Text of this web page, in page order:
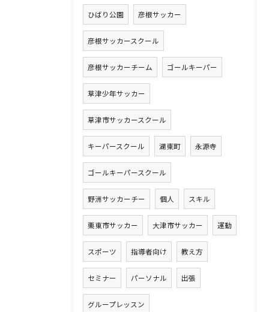
ひばり公園 彦根サッカー
彦根サッカースクール
彦根サッカーチーム ゴールキーパー
草津少年サッカー
草津市サッカースクール
キーパースクール 湖東町 永源寺
ゴールキーパースクール
野洲サッカーチー 個人 スキル
栗東市サッカー 大津市サッカー 運動
スポーツ 指導者向け 教え方
セミナー パーソナル 出張
グループレッスン